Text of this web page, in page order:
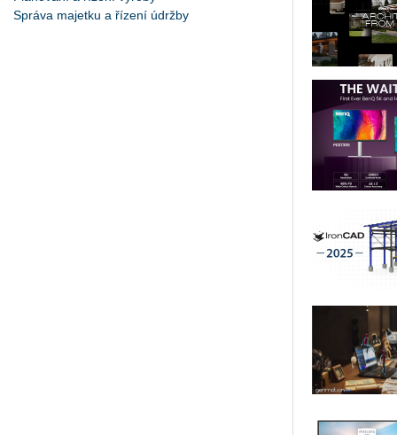
Správa majetku a řízení údržby